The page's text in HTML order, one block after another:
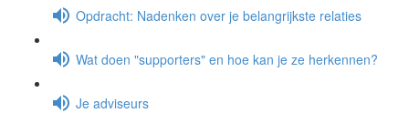
Opdracht: Nadenken over je belangrijkste relaties
Wat doen "supporters" en hoe kan je ze herkennen?
Je adviseurs